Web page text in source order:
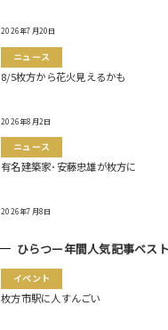
2026年7月20日
ニュース
8/5枚方から花火見えるかも
2026年8月2日
ニュース
有名建築家･安藤忠雄が枚方に
2026年7月8日
ひらつー年間人気記事ベス
イベント
枚方市駅に人すんごい